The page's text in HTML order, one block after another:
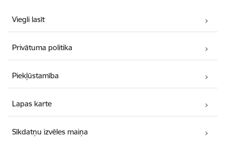
Viegli lasīt
Privātuma politika
Piekļūstamība
Lapas karte
Sīkdatņu izvēles maiņa